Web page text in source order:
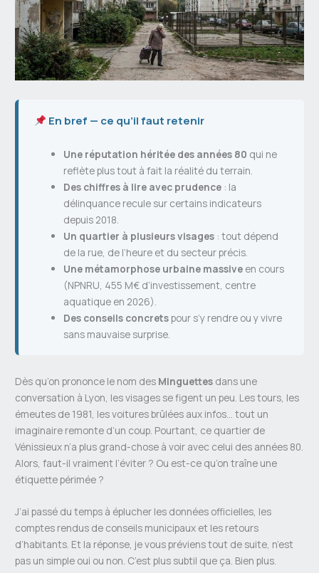
En bref — ce qu’il faut retenir
Une réputation héritée des années 80 qui ne
reflète plus tout à fait la réalité du terrain.
Des chiffres à lire avec prudence : la
délinquance recule sur certains indicateurs
depuis 2018.
Un quartier à plusieurs visages : tout dépend
de la rue, de l’heure et du secteur précis.
Une métamorphose urbaine massive en cours
(NPNRU, 455 M€ d’investissement, centre
aquatique en 2026).
Des conseils concretspour s’y rendre ou y vivre
sans mauvaise surprise.
Dès qu’on prononce le nom des Minguettes dans une
conversation à Lyon, les visages se figent un peu. Les tours, les
émeutes de 1981, les voitures brûlées aux infos… tout un
imaginaire remonte d’un coup. Pourtant, ce quartier de
Vénissieux n’a plus grand-chose à voir avec celui des années 80.
Alors, faut-il vraiment l’éviter ? Ou est-ce qu’on traîne une
étiquette périmée ?
J’ai passé du temps à éplucher les données officielles, les
comptes rendus de conseils municipaux et les retours
d’habitants. Et la réponse, je vous préviens tout de suite, n’est
pas un simple oui ou non. C’est plus subtil que ça. Bien plus.